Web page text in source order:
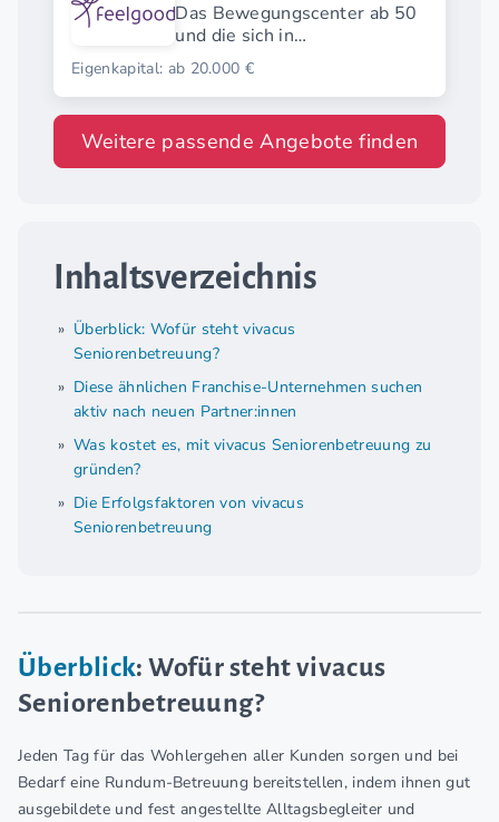
Das Bewegungscenter ab 50
und die sich in
herkömmlichen
Fitnessstudios nicht
wohlfühlen.
Eigenkapital: ab 20.000 €
Weitere passende Angebote finden
Inhaltsverzeichnis
Überblick: Wofür steht vivacus
Seniorenbetreuung?
Diese ähnlichen Franchise-Unternehmen suchen
aktiv nach neuen Partner:innen
Was kostet es, mit vivacus Seniorenbetreuung zu
gründen?
Die Erfolgsfaktoren von vivacus
Seniorenbetreuung
Überblick: Wofür steht vivacus
Seniorenbetreuung?
Jeden Tag für das Wohlergehen aller Kunden sorgen und bei
Bedarf eine Rundum-Betreuung bereitstellen, indem ihnen gut
ausgebildete und fest angestellte Alltagsbegleiter und